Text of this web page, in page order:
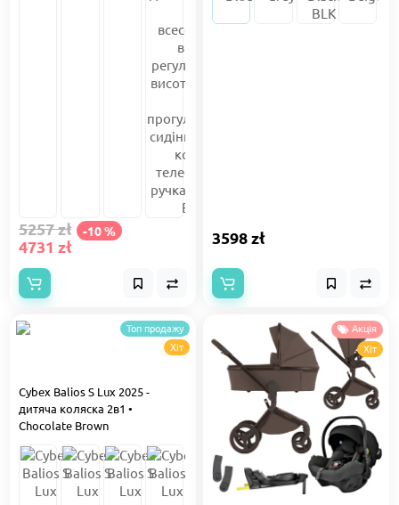
5257 zł -10 %
4731 zł 3598 zł
Топ продажу
Хіт
Cybex Balios S Lux 2025 -
дитяча коляска 2в1 •
Chocolate Brown
Акція
Хіт